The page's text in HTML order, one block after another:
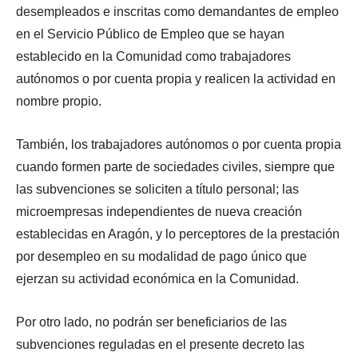
desempleados e inscritas como demandantes de empleo
en el Servicio Público de Empleo que se hayan
establecido en la Comunidad como trabajadores
autónomos o por cuenta propia y realicen la actividad en
nombre propio.
También, los trabajadores autónomos o por cuenta propia
cuando formen parte de sociedades civiles, siempre que
las subvenciones se soliciten a título personal; las
microempresas independientes de nueva creación
establecidas en Aragón, y lo perceptores de la prestación
por desempleo en su modalidad de pago único que
ejerzan su actividad económica en la Comunidad.
Por otro lado, no podrán ser beneficiarios de las
subvenciones reguladas en el presente decreto las